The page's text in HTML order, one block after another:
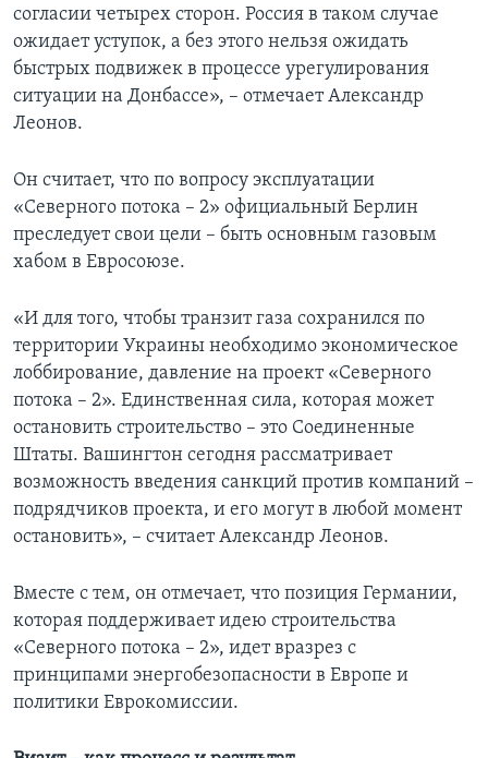
согласии четырех сторон. Россия в таком случае
ожидает уступок, а без этого нельзя ожидать
быстрых подвижек в процессе урегулирования
ситуации на Донбассе», – отмечает Александр
Леонов.
Он считает, что по вопросу эксплуатации
«Северного потока – 2» официальный Берлин
преследует свои цели – быть основным газовым
хабом в Евросоюзе.
«И для того, чтобы транзит газа сохранился по
территории Украины необходимо экономическое
лоббирование, давление на проект «Северного
потока – 2». Единственная сила, которая может
остановить строительство – это Соединенные
Штаты. Вашингтон сегодня рассматривает
возможность введения санкций против компаний –
подрядчиков проекта, и его могут в любой момент
остановить», – считает Александр Леонов.
Вместе с тем, он отмечает, что позиция Германии,
которая поддерживает идею строительства
«Северного потока – 2», идет вразрез с
принципами энергобезопасности в Европе и
политики Еврокомиссии.